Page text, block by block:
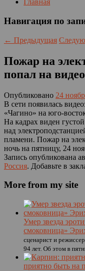
Главная
Навигация по
← Предыдущая
Пожар на
попал на видео
Опубликовано 24
В сети появилась
«Чагино» на юго-
На кадрах виден
над
пламени. Пожар на
ночь на пятницу, 24
Запись опубликована
Россия. Добавьте в
More from my site
Умер звезда
смоковница»
сценарист и
94 лет. Об этом в
приятно быть на